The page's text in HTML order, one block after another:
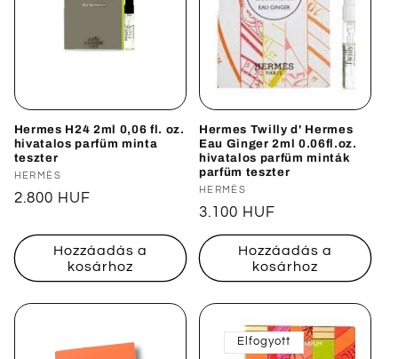
Hermes H24 2ml 0,06 fl. oz.
hivatalos parfüm minta
teszter
Forgalmazó:
HERMÈS
Normál
2.800 HUF
Hozzáadás a
kosárhoz
Hermes Twilly d' Hermes
Eau Ginger 2ml 0.06fl.oz.
hivatalos parfüm minták
parfüm teszter
Forgalmazó:
HERMÈS
Normál
ár
3.100 HUF
Hozzáadás a
kosárhoz
Elfogyott